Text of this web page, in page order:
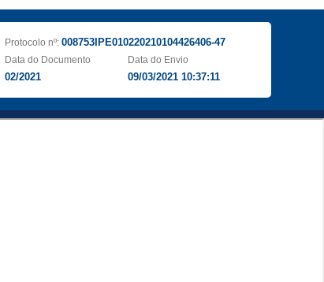
Protocolo nº: 008753IPE010220210104426406-47
Data do Documento
02/2021
Data do Envio
09/03/2021 10:37:11